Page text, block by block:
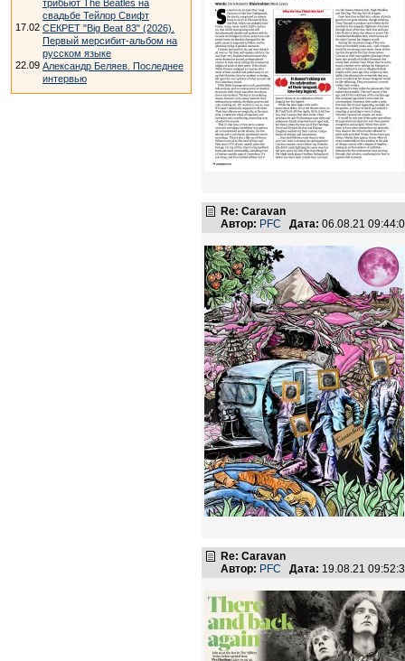
трибьют The Beatles на
свадьбе Тейлор Свифт
17.02 СЕКРЕТ "Big Beat 83" (2026).
Первый мерсибит-альбом на
русском языке
22.09 Александр Беляев. Последнее
интервью
Re: Caravan
Автор: PFC Дата: 06.08.21
Re: Caravan
Автор: PFC Дата: 19.08.21